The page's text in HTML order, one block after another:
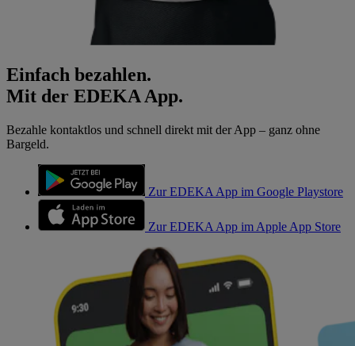
Einfach bezahlen.
Mit der EDEKA App.
Bezahle kontaktlos und schnell direkt mit der App – ganz ohne
Bargeld.
Zur EDEKA App im Google Playstore
Zur EDEKA App im Apple App Store